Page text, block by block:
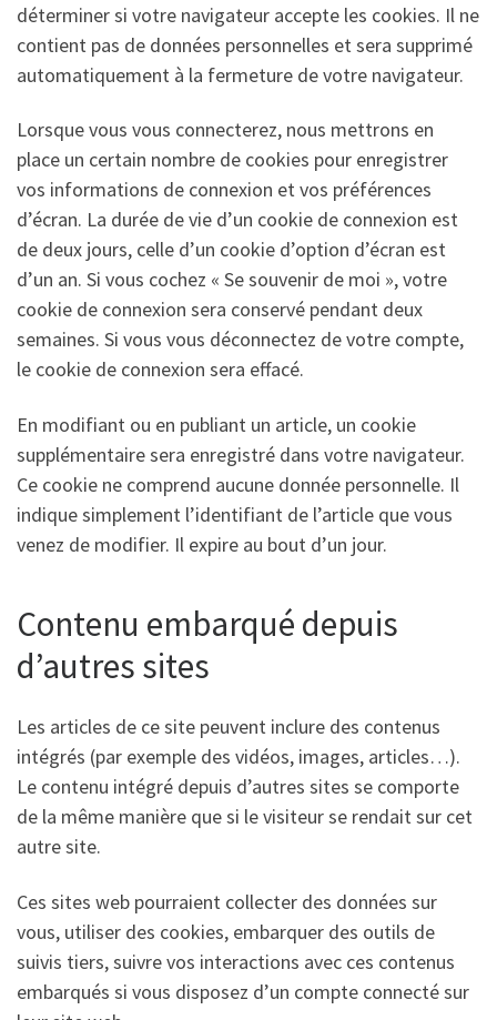
déterminer si votre navigateur accepte les cookies. Il ne
contient pas de données personnelles et sera supprimé
automatiquement à la fermeture de votre navigateur.
Lorsque vous vous connecterez, nous mettrons en
place un certain nombre de cookies pour enregistrer
vos informations de connexion et vos préférences
d’écran. La durée de vie d’un cookie de connexion est
de deux jours, celle d’un cookie d’option d’écran est
d’un an. Si vous cochez « Se souvenir de moi », votre
cookie de connexion sera conservé pendant deux
semaines. Si vous vous déconnectez de votre compte,
le cookie de connexion sera effacé.
En modifiant ou en publiant un article, un cookie
supplémentaire sera enregistré dans votre navigateur.
Ce cookie ne comprend aucune donnée personnelle. Il
indique simplement l’identifiant de l’article que vous
venez de modifier. Il expire au bout d’un jour.
Contenu embarqué depuis
d’autres sites
Les articles de ce site peuvent inclure des contenus
intégrés (par exemple des vidéos, images, articles…).
Le contenu intégré depuis d’autres sites se comporte
de la même manière que si le visiteur se rendait sur cet
autre site.
Ces sites web pourraient collecter des données sur
vous, utiliser des cookies, embarquer des outils de
suivis tiers, suivre vos interactions avec ces contenus
embarqués si vous disposez d’un compte connecté sur